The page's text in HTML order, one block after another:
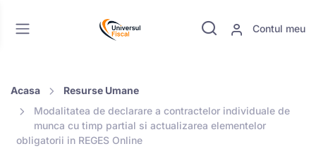
Contul meu
Acasa
Resurse Umane
Modalitatea de declarare a contractelor individuale de
munca cu timp partial si actualizarea elementelor
obligatorii in REGES Online